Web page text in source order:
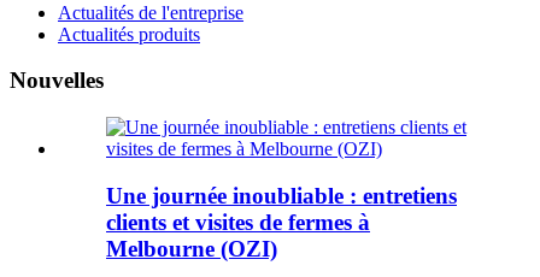
Actualités de l'entreprise
Actualités produits
Nouvelles
Une journée inoubliable : entretiens
clients et visites de fermes à
Melbourne (OZI)